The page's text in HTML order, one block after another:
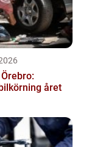
året